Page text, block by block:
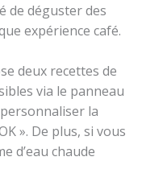
de déguster des
expérience café.
deux recettes de
via le panneau
la
». De plus, si vous
d’eau chaude